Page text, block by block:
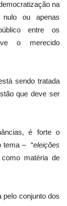
na
ou apenas
entre os
o merecido
sendo tratada
que deve ser
é forte o
tema –
“eleições
matéria de
pelo conjunto dos